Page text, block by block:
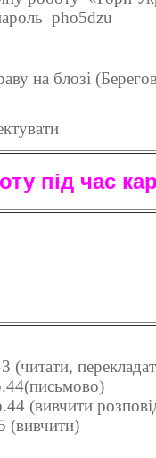
pho5dzu
на блозі
під час
(читати,
(вивчити
(вивчити)